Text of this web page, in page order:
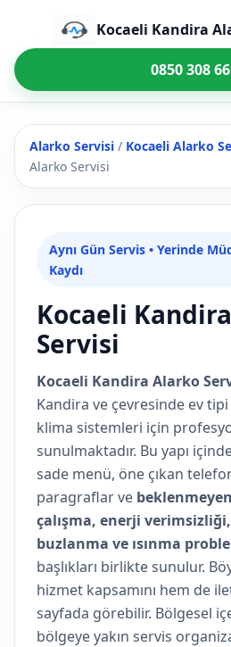
Kocaeli Kandira
0850 308
Alarko Servisi / Kocaeli Alarko
Alarko Servisi
Aynı Gün Servis • Yerinde
Kaydı
Kocaeli
Servisi
Kocaeli Kandira Alarko
Kandira ve çevresinde ev
klima sistemleri için
sunulmaktadır. Bu yapı
sade menü, öne çıkan
paragraflar ve
çalışma, enerji
buzlanma ve ısınma
başlıkları birlikte sunulur.
hizmet kapsamını hem de
sayfada görebilir. Bölgesel
bölgeye yakın servis